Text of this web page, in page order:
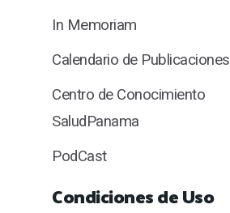
In Memoriam
Calendario de Publicaciones
Centro de Conocimiento
SaludPanama
PodCast
Condiciones de Uso